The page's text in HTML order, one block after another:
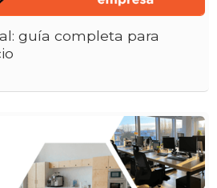
guía completa para